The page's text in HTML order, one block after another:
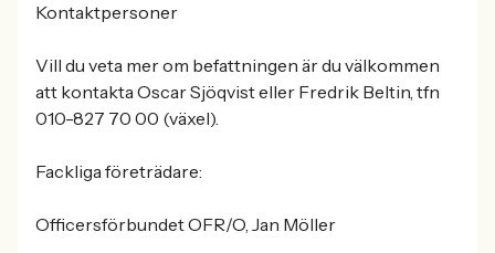
Kontaktpersoner
Vill du veta mer om befattningen är du välkommen
att kontakta Oscar Sjöqvist eller Fredrik Beltin, tfn
010-827 70 00 (växel).
Fackliga företrädare:
Officersförbundet OFR/O, Jan Möller